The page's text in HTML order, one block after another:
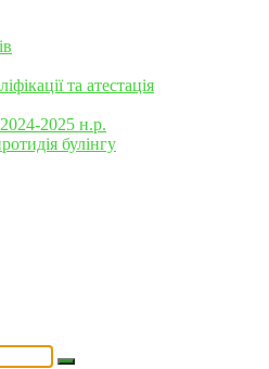
та атестація
2025 н.р.
булінгу